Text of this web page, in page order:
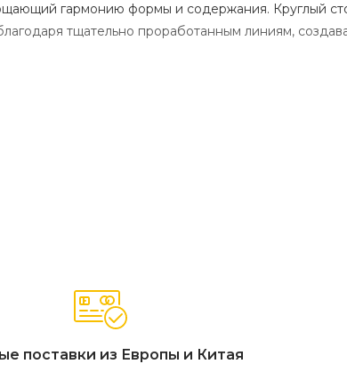
гармонию формы и содержания. Круглый
тщательно проработанным линиям,
поставки из Европы и Китая